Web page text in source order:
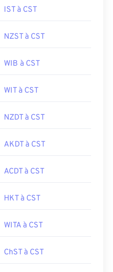
IST à CST
NZST à CST
WIB à CST
WIT à CST
NZDT à CST
AKDT à CST
ACDT à CST
HKT à CST
WITA à CST
ChST à CST